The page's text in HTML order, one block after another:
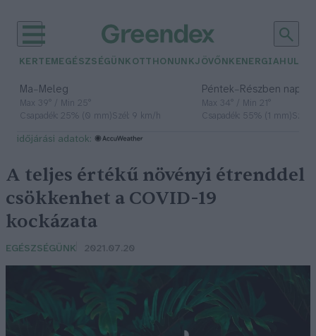
KERTEM EGÉSZSÉGÜNK OTTHONUNKJÖVŐNK ENERGIA
Ma– Meleg
Max 39° / Min 25°
Csapadék: 25% (0 mm)Szél: 9 km/h
Péntek– Részben
Max 34° / Min 21°
Csapadék: 55% (1 mm)Szél:
időjárási adatok:
A teljes értékű növényi étrenddel
csökkenhet a COVID-19
kockázata
EGÉSZSÉGÜNK 2021.07.20